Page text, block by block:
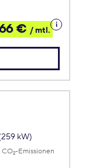
€ / mtl.
Details
zum
kW)
CO2-Emissionen